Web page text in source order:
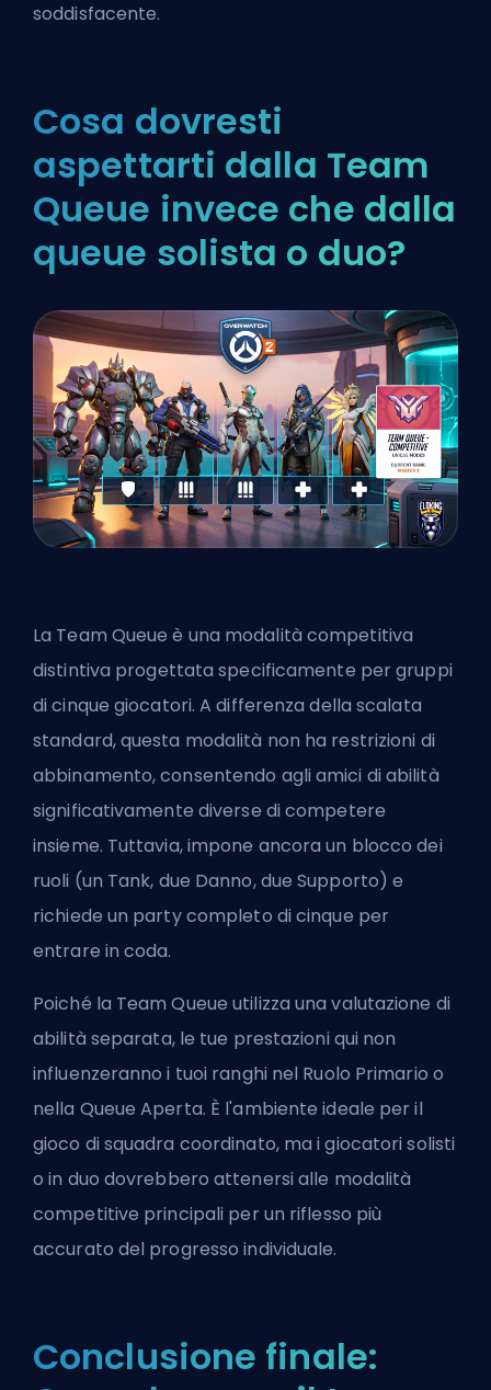
soddisfacente.
Cosa dovresti
aspettarti dalla Team
Queue invece che dalla
queue solista o duo?
La Team Queue è una modalità competitiva
distintiva progettata specificamente per gruppi
di cinque giocatori. A differenza della scalata
standard, questa modalità non ha restrizioni di
abbinamento, consentendo agli amici di abilità
significativamente diverse di competere
insieme. Tuttavia, impone ancora un blocco dei
ruoli (un Tank, due Danno, due Supporto) e
richiede un party completo di cinque per
entrare in coda.
Poiché la Team Queue utilizza una valutazione di
abilità separata, le tue prestazioni qui non
influenzeranno i tuoi ranghi nel Ruolo Primario o
nella Queue Aperta. È l'ambiente ideale per il
gioco di squadra coordinato, mai giocatori solisti
o in duo dovrebbero attenersi alle modalità
competitive principali per un riflesso più
accurato del progresso individuale.
Conclusione finale: